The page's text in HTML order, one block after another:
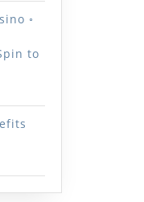
◦
to